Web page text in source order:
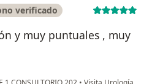
verificado
y muy puntuales , muy